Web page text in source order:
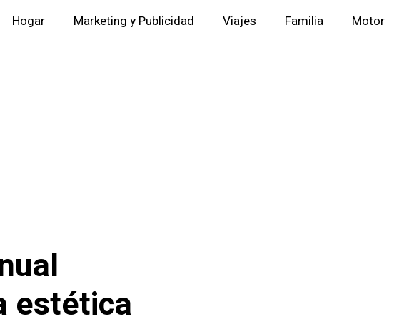
Hogar Marketing y Publicidad Viajes Familia Motor
estética